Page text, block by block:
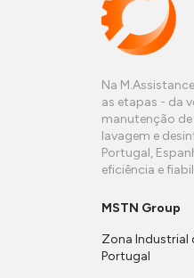
Na
as etapas - da
manutenção
lavagem e
Portugal,
eficiência e
MSTN Group
Zona Industrial
Portugal